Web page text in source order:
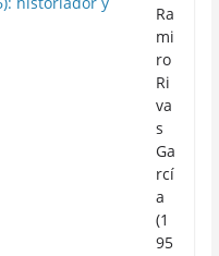
Ra
mi
ro
Ri
va
s
Ga
rcí
a
(1
95